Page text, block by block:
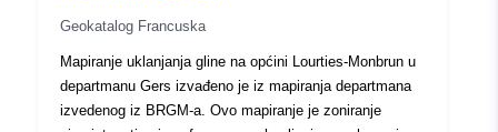
Geokatalog Francuska
Mapiranje uklanjanja gline na općini Lourties-Monbrun u
departmanu Gers izvađeno je iz mapiranja departmana
izvedenog iz BRGM-a. Ovo mapiranje je zoniranje